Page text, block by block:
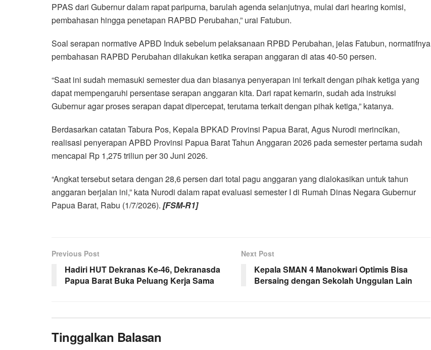
PPAS dari Gubernur dalam rapat paripurna, barulah agenda selanjutnya, mulai dari hearing komisi,
pembahasan hingga penetapan RAPBD Perubahan,” urai Fatubun.
Soal serapan normative APBD Induk sebelum pelaksanaan RPBD Perubahan, jelas Fatubun, normatifnya
pembahasan RAPBD Perubahan dilakukan ketika serapan anggaran di atas 40-50 persen.
“Saat ini sudah memasuki semester dua dan biasanya penyerapan ini terkait dengan pihak ketiga yang
dapat mempengaruhi persentase serapan anggaran kita. Dari rapat kemarin, sudah ada instruksi
Gubernur agar proses serapan dapat dipercepat, terutama terkait dengan pihak ketiga,” katanya.
Berdasarkan catatan Tabura Pos, Kepala BPKAD Provinsi Papua Barat, Agus Nurodi merincikan,
realisasi penyerapan APBD Provinsi Papua Barat Tahun Anggaran 2026 pada semester pertama sudah
mencapai Rp 1,275 triliun per 30 Juni 2026.
“Angkat tersebut setara dengan 28,6 persen dari total pagu anggaran yang dialokasikan untuk tahun
anggaran berjalan ini,” kata Nurodi dalam rapat evaluasi semester I di Rumah Dinas Negara Gubernur
Papua Barat, Rabu (1/7/2026). [FSM-R1]
Previous Post
Hadiri HUT Dekranas Ke-46, Dekranasda
Papua Barat Buka Peluang Kerja Sama
Next Post
Kepala SMAN 4 Manokwari Optimis Bisa
Bersaing dengan Sekolah Unggulan Lain
Tinggalkan Balasan